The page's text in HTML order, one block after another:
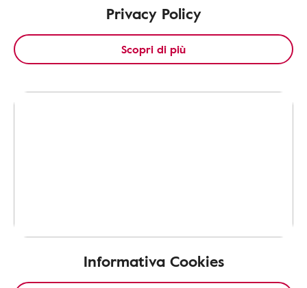
Privacy Policy
Scopri di più
Informativa Cookies